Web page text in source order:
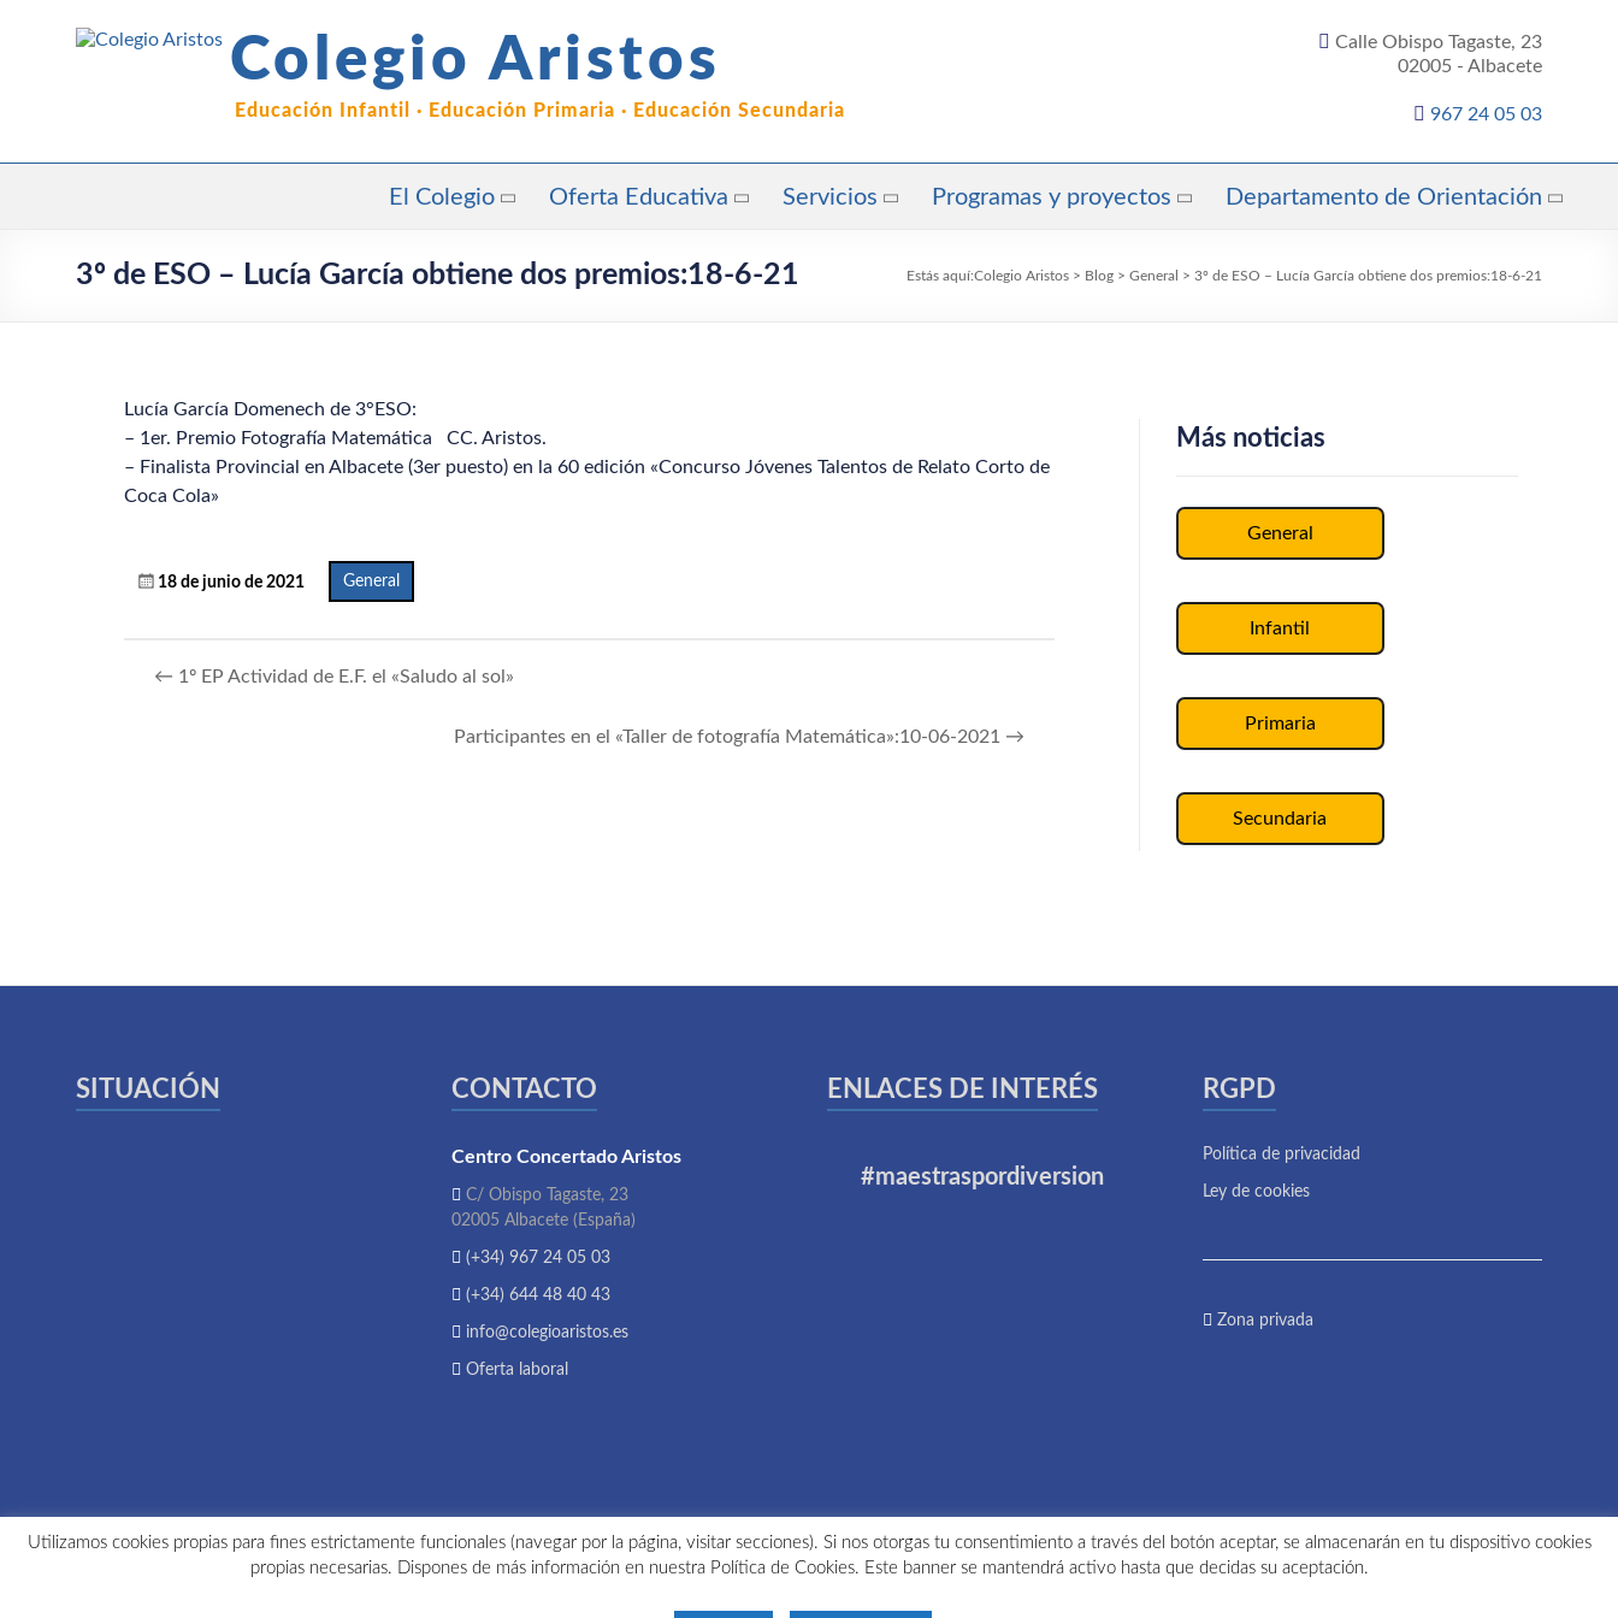
Colegio Aristos
Educación Infantil · Educación Primaria · Educación Secundaria
Calle Obispo Tagaste, 23
02005 - Albacete
967 24 05 03
El Colegio Oferta Educativa Servicios Programas y proyectos Departamento de Orientación
3º de ESO – Lucía García obtiene dos premios:18-6-21 Estás aquí:Colegio Aristos > Blog > General > 3º de ESO – Lucía García obtiene dos premios:18-6-21
Lucía García Domenech de 3°ESO:
– 1er. Premio Fotografía Matemática CC. Aristos.
– Finalista Provincial en Albacete (3er puesto) en la 60 edición «Concurso Jóvenes Talentos de Relato Corto de
Coca Cola»
18 de junio de 2021 General
← 1º EP Actividad de E.F. el «Saludo al sol»
Participantes en el «Taller de fotografía Matemática»:10-06-2021 →
Más noticias
General
Infantil
Primaria
Secundaria
SITUACIÓN CONTACTO
Centro Concertado Aristos
C/ Obispo Tagaste, 23
02005 Albacete (España)
(+34) 967 24 05 03
(+34) 644 48 40 43
info@colegioaristos.es
Oferta laboral
ENLACES DE INTERÉS
#maestraspordiversion
RGPD
Política de privacidad
Ley de cookies
Zona privada
Utilizamos cookies propias para fines estrictamente funcionales (navegar por la página, visitar secciones). Si nos otorgas tu consentimiento a través del botón aceptar, se almacenarán en tu dispositivo cookies
propias necesarias. Dispones de más información en nuestra Política de Cookies. Este banner se mantendrá activo hasta que decidas su aceptación.